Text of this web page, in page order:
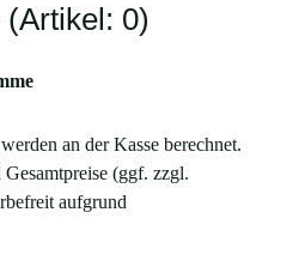
(Artikel: 0)
an der Kasse berechnet.
(ggf. zzgl.
aufgrund